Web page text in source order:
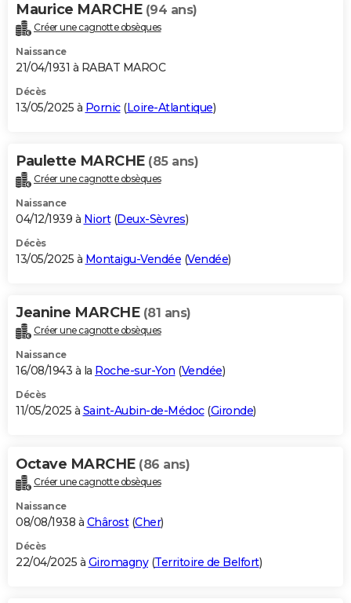
Maurice MARCHE (94 ans)
Créer une cagnotte obsèques
Naissance
21/04/1931 à RABAT MAROC
Décès
13/05/2025 à Pornic(Loire-Atlantique)
Paulette MARCHE (85 ans)
Créer une cagnotte obsèques
Naissance
04/12/1939 à Niort(Deux-Sèvres)
Décès
13/05/2025 à Montaigu-Vendée (Vendée)
Jeanine MARCHE (81 ans)
Créer une cagnotte obsèques
Naissance
16/08/1943 à la Roche-sur-Yon (Vendée)
Décès
11/05/2025 à Saint-Aubin-de-Médoc(Gironde)
Octave MARCHE (86 ans)
Créer une cagnotte obsèques
Naissance
08/08/1938 à Chârost(Cher)
Décès
22/04/2025 à Giromagny(Territoire de Belfort)